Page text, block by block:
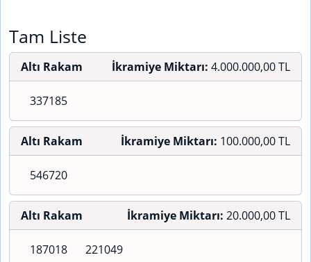
Tam Liste
Altı Rakam İkramiye Miktarı: 4.000.000,00 TL
337185
Altı Rakam İkramiye Miktarı: 100.000,00 TL
546720
Altı Rakam İkramiye Miktarı: 20.000,00 TL
187018 221049